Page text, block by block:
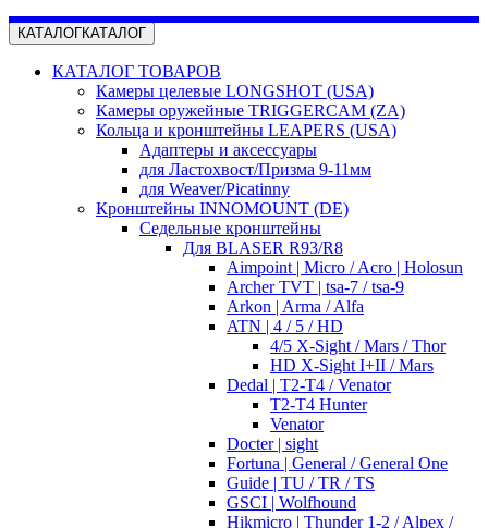
КАТАЛОГКАТАЛОГ
КАТАЛОГ ТОВАРОВ
Камеры целевые LONGSHOT (USA)
Камеры оружейные TRIGGERCAM (ZA)
Кольца и кронштейны LEAPERS (USA)
Адаптеры и аксессуары
для Ластохвост/Призма 9-11мм
для Weaver/Picatinny
Кронштейны INNOMOUNT (DE)
Седельные кронштейны
Для BLASER R93/R8
Aimpoint | Micro / Acro | Holosun
Archer TVT | tsa-7 / tsa-9
Arkon | Arma / Alfa
ATN | 4 / 5 / HD
4/5 X-Sight / Mars / Thor
HD X-Sight I+II / Mars
Dedal | T2-T4 / Venator
T2-T4 Hunter
Venator
Docter | sight
Fortuna | General / General One
Guide | TU / TR / TS
GSCI | Wolfhound
Hikmicro | Thunder 1-2 / Alpex /